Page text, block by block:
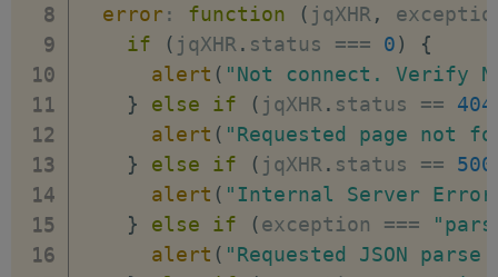
error : function ( jqXHR ,
if
( jqXHR . status === 0)
{
alert ( "Not connect. Verify
}
else if ( jqXHR . status == 404
alert ( "Requested page not
}
else if ( jqXHR . status == 500
alert ( "Internal Server
}
else if (exception ===
alert ( "Requested JSON